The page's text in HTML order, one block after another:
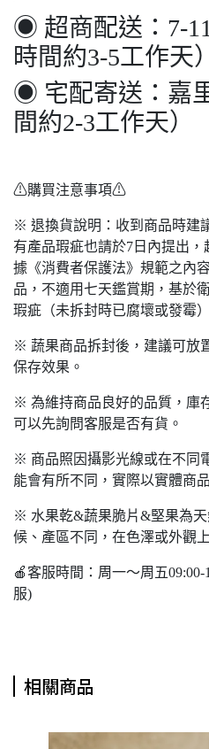
◉ 超商配送：7-
時間約3-5工作天）
◉ 宅配寄送：嘉
間約2-3工作天）
⚠購買注意事項⚠
※ 退換貨說明：收到商品時建
有產品瑕疵也請於7日內提出
據《消費者保護法》規範之內
品，不適用七天鑑賞期，基於
瑕疵（未拆封時已腐壞或發霉
※ 蔬果商品拆封後，建議可放
保存效果。
※ 為維持商品良好的品質，庫
可以先詢問客服是否有貨。
※ 商品照因攝影光線或在不同
能會有所不同，實際以實體商
※ 水果乾&蔬果脆片&堅果為
候、產區不同，在色澤或外觀
🍎客服時間：周一～周五
服)
相關商品